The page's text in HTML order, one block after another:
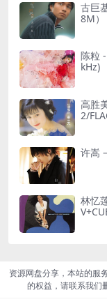
古巨
8M）
陈粒
kHz)
高胜
2/
许嵩
林忆
资源网盘分享，本站的服
的权益，请联系我